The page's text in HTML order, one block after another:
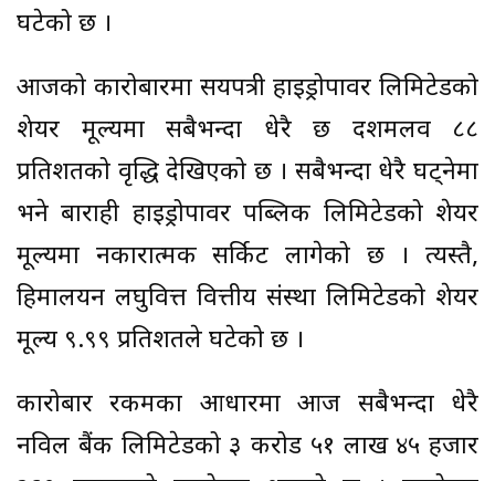
घटेको छ ।
आजको कारोबारमा सयपत्री हाइड्रोपावर लिमिटेडको
शेयर मूल्यमा सबैभन्दा धेरै छ दशमलव ८८
प्रतिशतको वृद्धि देखिएको छ । सबैभन्दा धेरै घट्नेमा
भने बाराही हाइड्रोपावर पब्लिक लिमिटेडको शेयर
मूल्यमा नकारात्मक सर्किट लागेको छ । त्यस्तै,
हिमालयन लघुवित्त वित्तीय संस्था लिमिटेडको शेयर
मूल्य ९.९९ प्रतिशतले घटेको छ ।
कारोबार रकमका आधारमा आज सबैभन्दा धेरै
नविल बैंक लिमिटेडको ३ करोड ५१ लाख ४५ हजार